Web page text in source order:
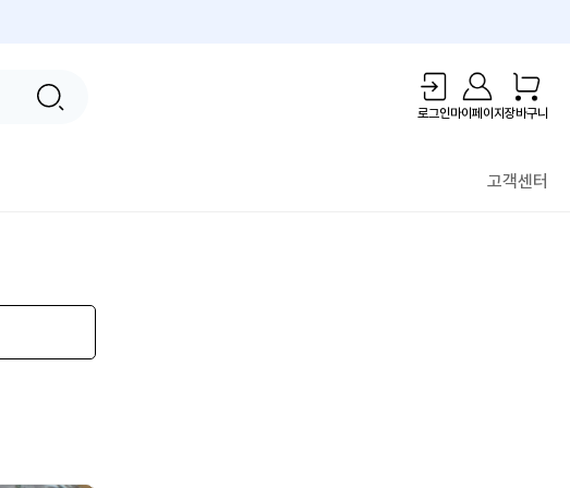
로그인마이페이지장바구니
고객센터